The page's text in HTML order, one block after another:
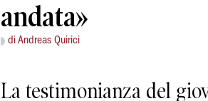
andata»
di Andreas Quirici
La testimonianza del